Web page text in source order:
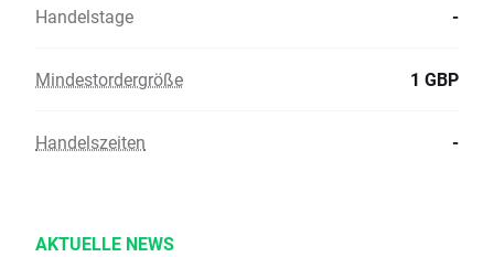
Handelstage -
Mindestordergröße 1 GBP
Handelszeiten -
AKTUELLE NEWS